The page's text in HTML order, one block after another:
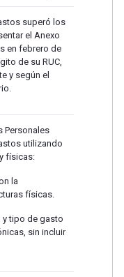
superó los
el Anexo
en febrero de
de su RUC,
y según el
Personales
utilizando
físicas:
la
físicas.
y tipo de gasto
sin incluir